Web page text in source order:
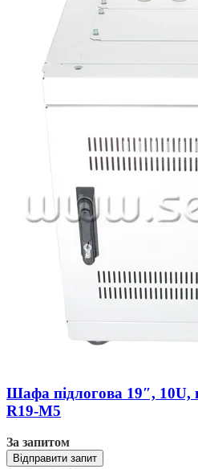
Шафа підлогова 19″, 10U,
R19-M5
За запитом
Відправити запит